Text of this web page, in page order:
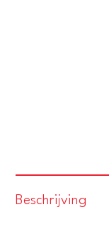
Beschrijving